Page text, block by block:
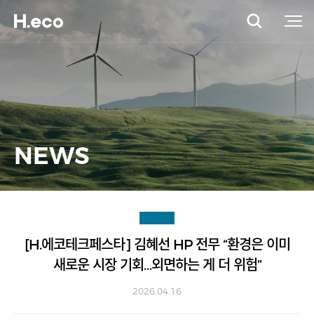
NEWS
[H.에코테크페스타] 김혜선 HP 전무 “환경은 이미
새로운 시장 기회…외면하는 게 더 위험”
2026.04.16